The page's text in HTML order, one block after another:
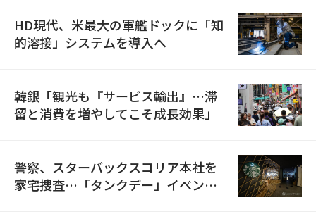
HD現代、米最大の軍艦ドックに「知
的溶接」システムを導入へ
韓銀「観光も『サービス輸出』…滞
留と消費を増やしてこそ成長効果」
警察、スターバックスコリア本社を
家宅捜査…「タンクデー」イベント